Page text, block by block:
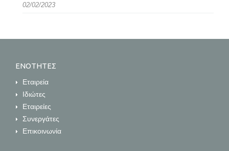
02/02/2023
ΕΝΟΤΗΤΕΣ
Εταιρεία
Ιδιώτες
Εταιρείες
Συνεργάτες
Επικοινωνία